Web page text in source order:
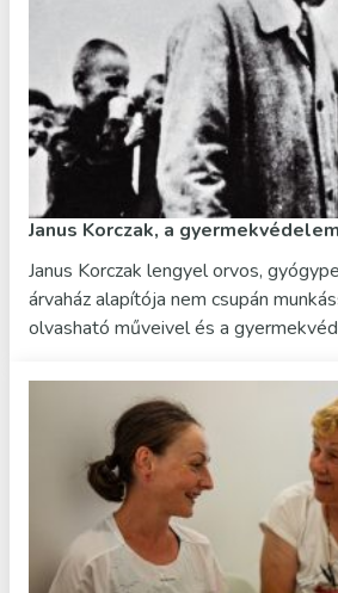
Janus Korczak, a
Janus Korczak lengyel orvos,
árvaház alapítója nem csupán
olvasható műveivel és a